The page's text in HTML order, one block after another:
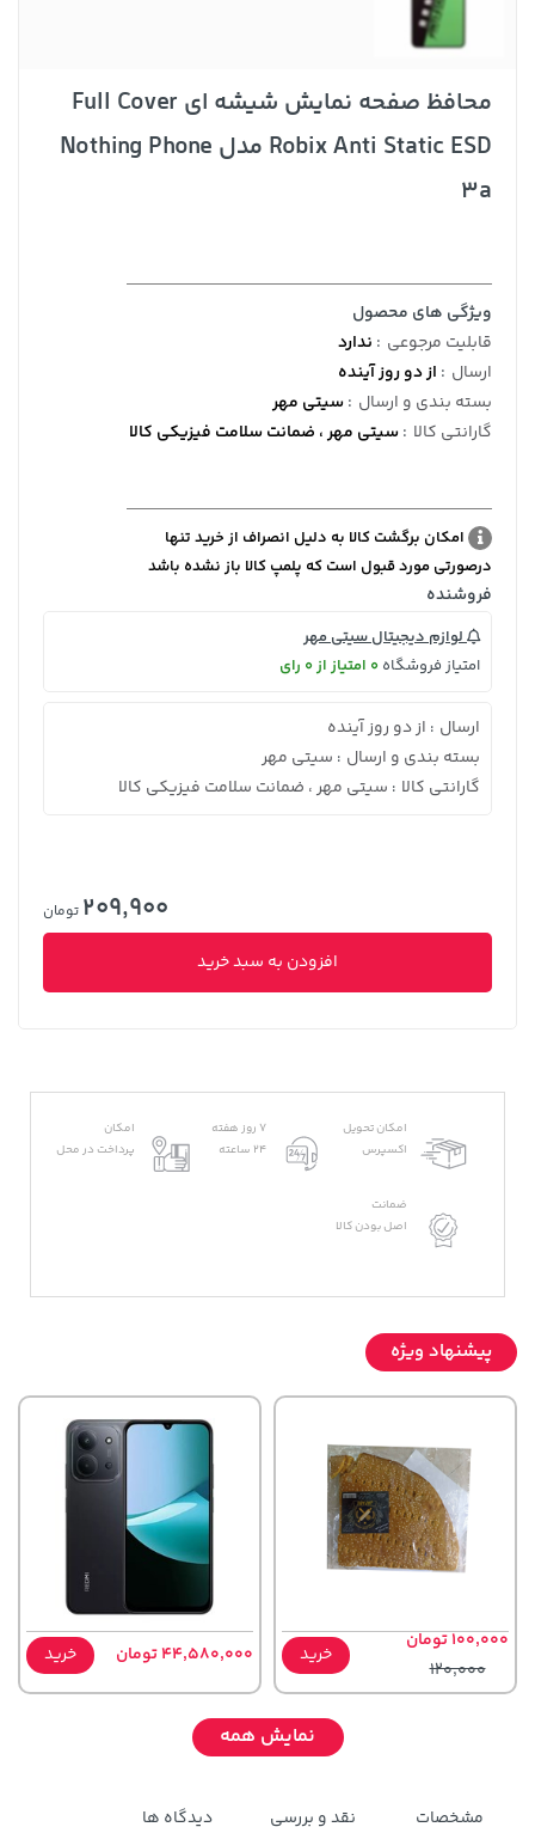
محافظ صفحه نمایش شیشه ای Full Cover
Robix Anti Static ESD مدل Nothing Phone
3a
ویژگی های محصول
قابلیت مرجوعی : ندارد
ارسال : از دو روز آینده
بسته بندی و ارسال :سیتی مهر
گارانتی کالا :سیتی مهر ، ضمانت سلامت فیزیکی کالا
امکان برگشت کالا به دلیل انصراف از خرید تنها
درصورتی مورد قبول است که پلمپ کالا باز نشده باشد
فروشنده
لوازم دیجیتال سیتی مهر
امتیاز فروشگاه 0 امتیاز از 0 رای
ارسال : از دو روز آینده
بسته بندی و ارسال : سیتی مهر
گارانتی کالا : سیتی مهر ، ضمانت سلامت فیزیکی کالا
209,900 تومان
افزودن به سبد خرید
امکان تحویل
اکسپرس
7 روز هفته
24 ساعته
امکان
پرداخت در محل
ضمانت
اصل بودن کالا
پیشنهاد ویژه
100,000 تومان
120,000
خرید 44,580,000 تومان خرید
نمایش همه
مشخصات نقد و بررسی دیدگاه ها